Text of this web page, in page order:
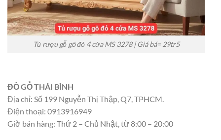
Tủ rượu gỗ gõ đỏ 4 cửa MS 3278 | Giá bá= 29tr5
ĐỒ GỖ THÁI BÌNH
Địa chỉ: Số 199 Nguyễn Thị Thập, Q7, TPHCM.
Điện thoại: 0913916949
Giờ bán hàng: Thứ 2 – Chủ Nhật, từ 8:00 – 20:00